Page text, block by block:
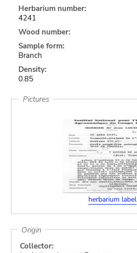
Herbarium number:
4241
Wood number:
Sample form:
Branch
Density:
0.85
Pictures
herbarium label
Origin
Collector: